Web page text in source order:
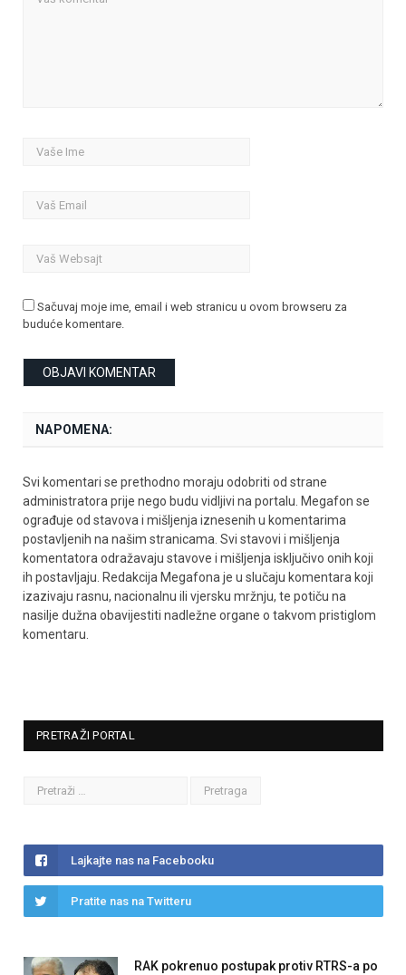
Sačuvaj moje ime, email i web stranicu u ovom browseru za
buduće komentare.
NAPOMENA:
Svi komentari se prethodno moraju odobriti od strane
administratora prije nego budu vidljivi na portalu. Megafon se
ograđuje od stavova i mišljenja iznesenih u komentarima
postavljenih na našim stranicama. Svi stavovi i mišljenja
komentatora odražavaju stavove i mišljenja isključivo onih koji
ih postavljaju. Redakcija Megafona je u slučaju komentara koji
izazivaju rasnu, nacionalnu ili vjersku mržnju, te potiču na
nasilje dužna obavijestiti nadležne organe o takvom pristiglom
komentaru.
PRETRAŽI PORTAL
Lajkajte nas na Facebooku
Pratite nas na Twitteru
RAK pokrenuo postupak protiv RTRS-a po